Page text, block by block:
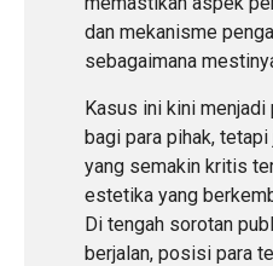
dan mekanisme
sebagaimana
Kasus ini kini menjadi
bagi para pihak,
yang semakin kritis
estetika yang
Di tengah sorotan
berjalan, posisi para